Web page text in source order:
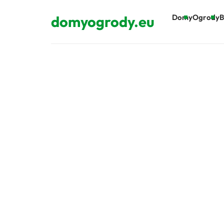
domyogrody.eu DomyOgrody